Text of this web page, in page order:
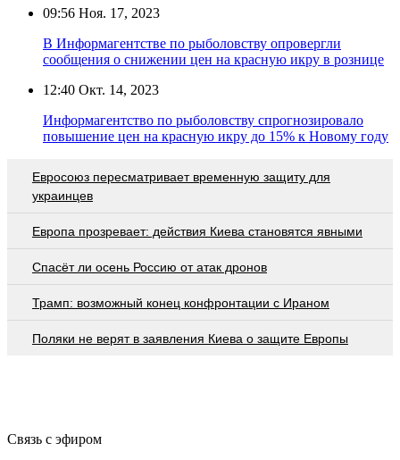
09:56 Ноя. 17, 2023
В Информагентстве по рыболовству опровергли
сообщения о снижении цен на красную икру в рознице
12:40 Окт. 14, 2023
Информагентство по рыболовству спрогнозировало
повышение цен на красную икру до 15% к Новому году
Евросоюз пересматривает временную защиту для
украинцев
Европа прозревает: действия Киева становятся явными
Спасёт ли осень Россию от атак дронов
Трамп: возможный конец конфронтации с Ираном
Поляки не верят в заявления Киева о защите Европы
Связь с эфиром